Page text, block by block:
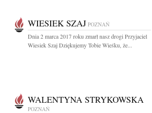
WIESIEK SZAJ POZNAŃ
Dnia 2 marca 2017 roku zmarł nasz drogi Przyjaciel
Wiesiek Szaj Dziękujemy Tobie Wieśku, że...
WALENTYNA STRYKOWSKA
POZNAŃ